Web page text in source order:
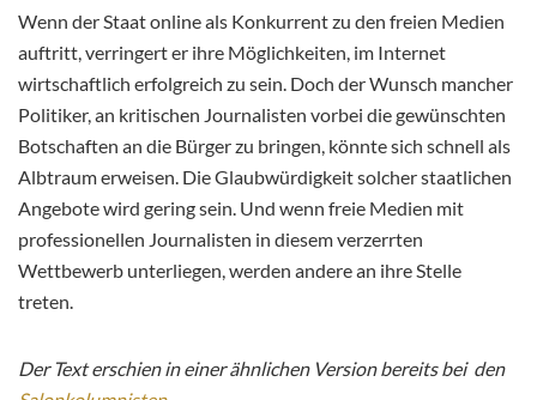
Wenn der Staat online als Konkurrent zu den freien Medien
auftritt, verringert er ihre Möglichkeiten, im Internet
wirtschaftlich erfolgreich zu sein. Doch der Wunsch mancher
Politiker, an kritischen Journalisten vorbei die gewünschten
Botschaften an die Bürger zu bringen, könnte sich schnell als
Albtraum erweisen. Die Glaubwürdigkeit solcher staatlichen
Angebote wird gering sein. Und wenn freie Medien mit
professionellen Journalisten in diesem verzerrten
Wettbewerb unterliegen, werden andere an ihre Stelle
treten.
Der Text erschien in einer ähnlichen Version bereits bei den